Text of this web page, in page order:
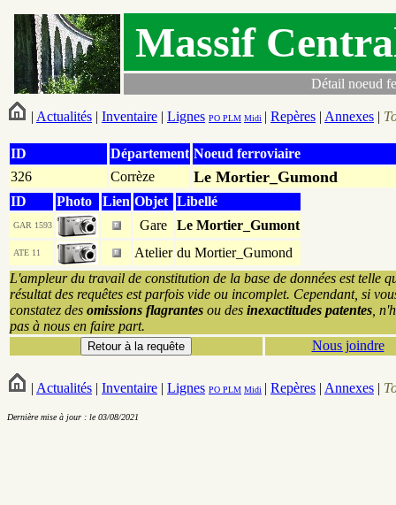
Massif
Détail noeud
| Actualités | Inventaire | Lignes PO PLM Midi | Repères | Annexes |
ID Département Noeud ferroviaire
326
Corrèze Le Mortier_Gumond
ID Photo Lien Objet Libellé
GAR 1593 Gare Le Mortier_Gumont
ATE 11 Atelier du Mortier_Gumond
L'ampleur du travail de constitution de la base de données est telle
résultat des requêtes est parfois vide ou incomplet. Cependant, si
constatez des omissions flagrantes ou des inexactitudes patentes ,
pas à nous en faire part.
Nous joindre
| Actualités | Inventaire | Lignes PO PLM Midi | Repères | Annexes |
Dernière mise à jour : le 03/08/2021